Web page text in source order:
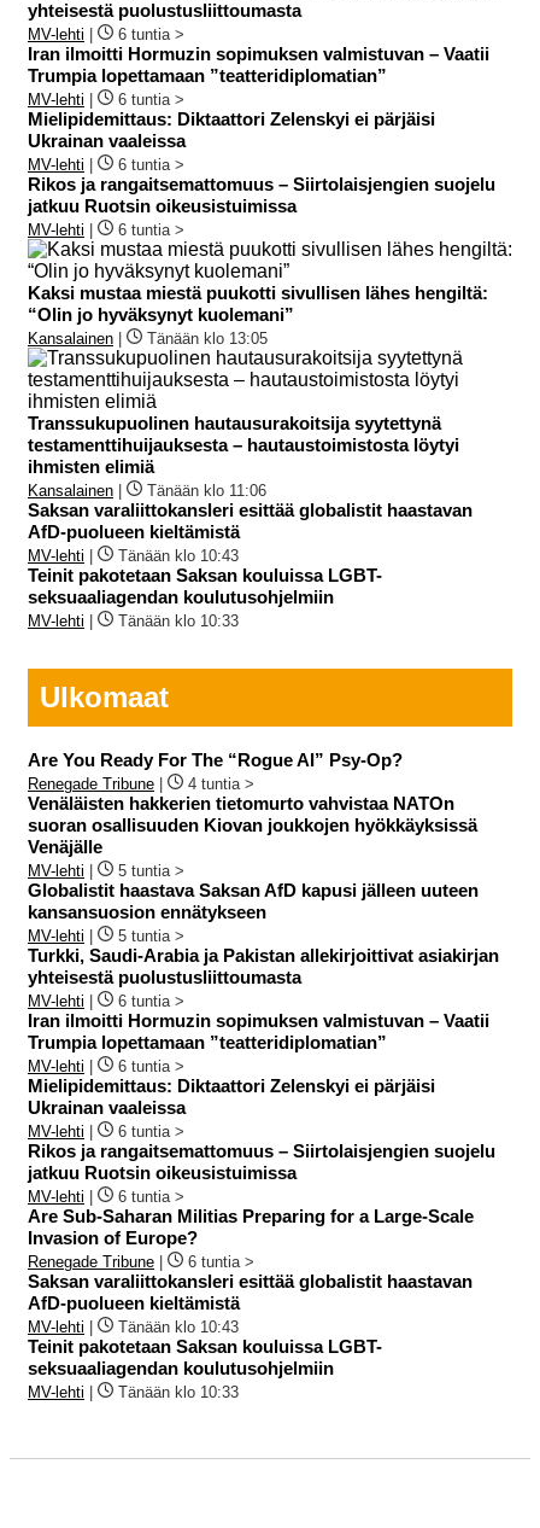
yhteisestä puolustusliittoumasta
MV-lehti | 6 tuntia >
Iran ilmoitti Hormuzin sopimuksen valmistuvan – Vaatii
Trumpia lopettamaan ”teatteridiplomatian”
MV-lehti | 6 tuntia >
Mielipidemittaus: Diktaattori Zelenskyi ei pärjäisi
Ukrainan vaaleissa
MV-lehti | 6 tuntia >
Rikos ja rangaitsemattomuus – Siirtolaisjengien suojelu
jatkuu Ruotsin oikeusistuimissa
MV-lehti | 6 tuntia >
Kaksi mustaa miestä puukotti sivullisen lähes hengiltä:
“Olin jo hyväksynyt kuolemani”
Kansalainen | Tänään klo 13:05
Transsukupuolinen hautausurakoitsija syytettynä
testamenttihuijauksesta – hautaustoimistosta löytyi
ihmisten elimiä
Kansalainen | Tänään klo 11:06
Saksan varaliittokansleri esittää globalistit haastavan
AfD-puolueen kieltämistä
MV-lehti | Tänään klo 10:43
Teinit pakotetaan Saksan kouluissa LGBT-
seksuaaliagendan koulutusohjelmiin
MV-lehti | Tänään klo 10:33
Ulkomaat
Are You Ready For The “Rogue AI” Psy-Op?
Renegade Tribune 4 tuntia >
Venäläisten hakkerien tietomurto vahvistaa NATOn
suoran osallisuuden Kiovan joukkojen hyökkäyksissä
Venäjälle
MV-lehti 5 tuntia >
Globalistit haastava Saksan AfD kapusi jälleen uuteen
kansansuosion ennätykseen
MV-lehti 5 tuntia >
Turkki, Saudi-Arabia ja Pakistan allekirjoittivat asiakirjan
yhteisestä puolustusliittoumasta
MV-lehti 6 tuntia >
Iran ilmoitti Hormuzin sopimuksen valmistuvan – Vaatii
Trumpia lopettamaan ”teatteridiplomatian”
MV-lehti 6 tuntia >
Mielipidemittaus: Diktaattori Zelenskyi ei pärjäisi
Ukrainan vaaleissa
MV-lehti 6 tuntia >
Rikos ja rangaitsemattomuus – Siirtolaisjengien suojelu
jatkuu Ruotsin oikeusistuimissa
MV-lehti 6 tuntia >
Are Sub-Saharan Militias Preparing for a Large-Scale
Invasion of Europe?
Renegade Tribune 6 tuntia >
Saksan varaliittokansleri esittää globalistit haastavan
AfD-puolueen kieltämistä
MV-lehti Tänään klo 10:43
Teinit pakotetaan Saksan kouluissa LGBT-
seksuaaliagendan koulutusohjelmiin
MV-lehti Tänään klo 10:33